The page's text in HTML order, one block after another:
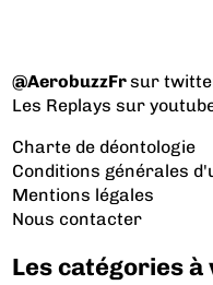
@AerobuzzFrsur
Les Replays sur
Charte de déontologie
Conditions générales
Mentions légales
Nous contacter
Les catégories à